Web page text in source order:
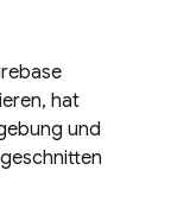
hat
und